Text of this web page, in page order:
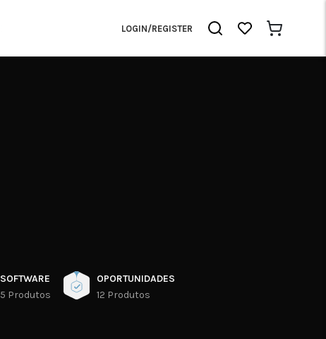
LOGIN/REGISTER
SOFTWARE
5 Produtos
OPORTUNIDADES
12 Produtos